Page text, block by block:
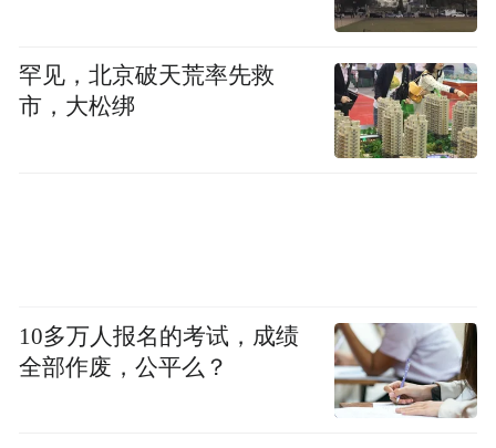
罕见，北京破天荒率先救
市，大松绑
10多万人报名的考试，成绩
全部作废，公平么？